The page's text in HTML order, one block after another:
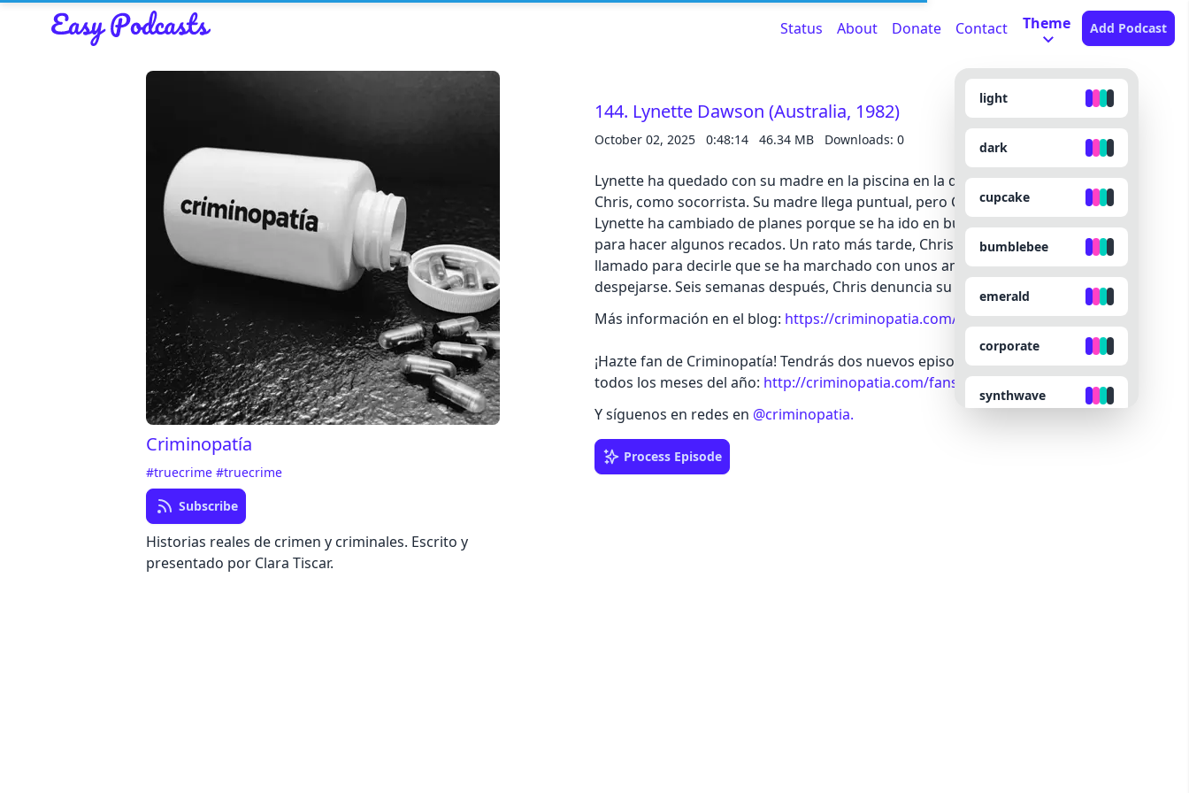
here
Cancel Save
Status About Donate Contact Theme
light
dark
cupcake
bumblebee
emerald
corporate
synthwave
Add Podcast
Criminopatía
#truecrime#truecrime
Subscribe
Historias reales de crimen y criminales. Escrito y
presentado por Clara Tiscar.
Cancel
144. Lynette Dawson (Australia, 1982)
October 02, 2025 0:48:14 46.34 MB Downloads: 0
Lynette ha quedado con su madre en la piscina en la que trabaja su marido,
Chris, como socorrista. Su madre llega puntual, pero Chris le comenta que
Lynette ha cambiado de planes porque se ha ido en bus al centro comercial
para hacer algunos recados. Un rato más tarde, Chris le dice que Lynette ha
llamado para decirle que se ha marchado con unos amigos porque necesita
despejarse. Seis semanas después, Chris denuncia su desaparición.
Más información en el blog: https://criminopatia.com/144-lynette-dawson
¡Hazte fan de Criminopatía! Tendrás dos nuevos episodios exclusivos cada mes,
todos los meses del año: http://criminopatia.com/fans
Y síguenos en redes en @criminopatia.
Process Episode